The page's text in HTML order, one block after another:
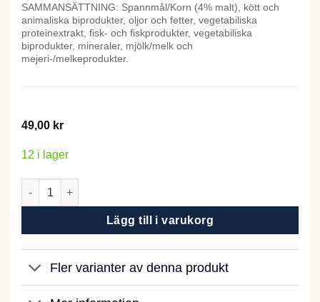
SAMMANSÄTTNING: Spannmål/Korn (4% malt), kött och
animaliska biprodukter, oljor och fetter, vegetabiliska
proteinextrakt, fisk- och fiskprodukter, vegetabiliska
biprodukter, mineraler, mjölk/melk och
mejeri-/melkeprodukter.
49,00 kr
12 i lager
Dogman Cat Pillows AntiHårboll 75g mängd
Lägg till i varukorg
Fler varianter av denna produkt